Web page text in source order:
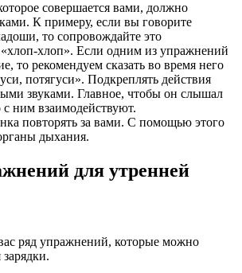
совершается вами, должно
К примеру, если вы говорите
то сопровождайте это
хлоп». Если одним из упражнений
то рекомендуем сказать во время него
потягуси». Подкреплять действия
звуками. Главное, чтобы он слышал
ним взаимодействуют.
повторять за вами. С помощью этого
дыхания.
для утренней
ряд упражнений, которые можно